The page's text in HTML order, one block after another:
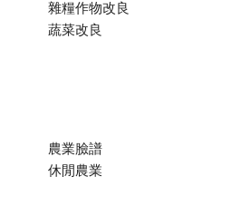
雜糧作物改良
蔬菜改良
農業臉譜
休閒農業